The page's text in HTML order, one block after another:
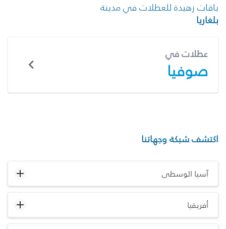
باقات زهيدة للعطلات في مدينة
بلغاريا
عطلات في
صوفيا
اكتشف شبكة وجهاتنا
آسيا الوسطى
أفريقيا